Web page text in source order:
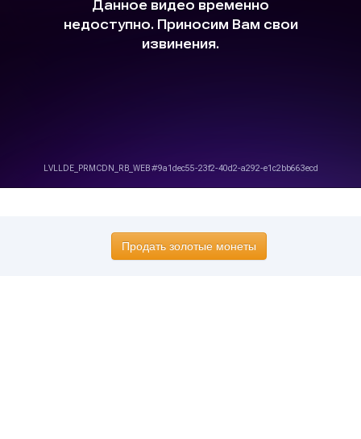
Продать золотые монеты